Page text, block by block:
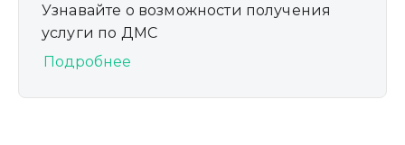
Узнавайте о возможности получения
услуги по ДМС
Подробнее